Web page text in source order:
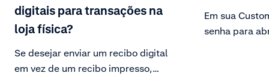
digitais para transações na
loja física?
Se desejar enviar um recibo digital
em vez de um recibo impresso,
Em sua
senha para